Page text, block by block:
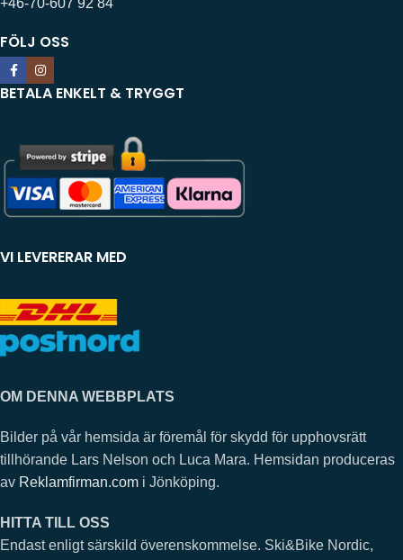
+46-70-607 92 84
FÖLJ OSS
BETALA ENKELT & TRYGGT
VI LEVERERAR MED
OM DENNA WEBBPLATS
Bilder på vår hemsida är föremål för skydd för upphovsrätt
tillhörande Lars Nelson och Luca Mara. Hemsidan produceras
av Reklamfirman.com i Jönköping.
HITTA TILL OSS
Endast enligt särskild överenskommelse. Ski&Bike Nordic,